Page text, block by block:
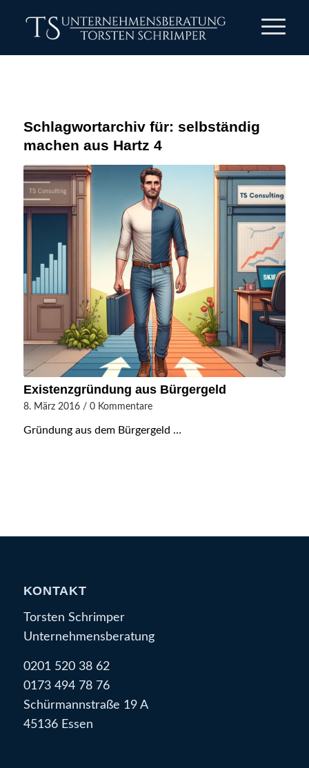
Schlagwortarchiv für: selbständig
machen aus Hartz 4
Existenzgründung aus Bürgergeld
8. März 2016 / 0 Kommentare
Gründung aus dem Bürgergeld …
KONTAKT
Torsten Schrimper
Unternehmensberatung
0201 520 38 62
0173 494 78 76
Schürmannstraße 19 A
45136 Essen